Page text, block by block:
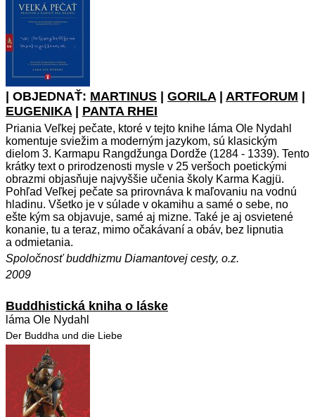
| OBJEDNAŤ: MARTINUS | GORILA | ARTFORUM |
EUGENIKA | PANTA RHEI
Priania Veľkej pečate, ktoré v tejto knihe láma Ole Nydahl
komentuje sviežim a moderným jazykom, sú klasickým
dielom 3. Karmapu Rangdžunga Dordže (1284 - 1339). Tento
krátky text o prirodzenosti mysle v 25 veršoch poetickými
obrazmi objasňuje najvyššie učenia školy Karma Kagjü.
Pohľad Veľkej pečate sa prirovnáva k maľovaniu na vodnú
hladinu. Všetko je v súlade v okamihu a samé o sebe, no
ešte kým sa objavuje, samé aj mizne. Také je aj osvietené
konanie, tu a teraz, mimo očakávaní a obáv, bez lipnutia
a odmietania.
Spoločnosť buddhizmu Diamantovej cesty, o.z.
2009
Buddhistická kniha o láske
láma Ole Nydahl
Der Buddha und die Liebe